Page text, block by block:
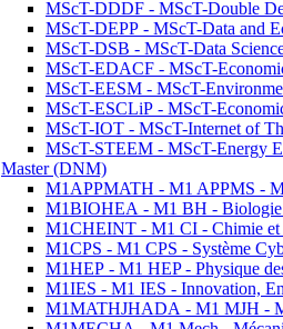
MScT-DDDF - MScT-Double
MScT-DEPP - MScT-Data and
MScT-DSB - MScT-Data
MScT-EDACF - MScT-
MScT-EESM - MScT-
MScT-ESCLiP - MScT-
MScT-IOT - MScT-Internet of
MScT-STEEM - MScT-Energy
Master (DNM)
M1APPMATH - M1 APPMS -
M1BIOHEA - M1 BH - Biologie
M1CHEINT - M1 CI - Chimie et
M1CPS - M1 CPS - Système
M1HEP - M1 HEP - Physique
M1IES - M1 IES - Innovation,
M1MATHJHADA - M1 MJH -